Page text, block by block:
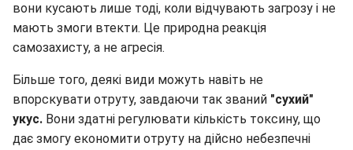
вони кусають лише тоді, коли відчувають загрозу і не
мають змоги втекти. Це природна реакція
самозахисту, а не агресія.
Більше того, деякі види можуть навіть не
впорскувати отруту, завдаючи так званий "сухий"
укус. Вони здатні регулювати кількість токсину, що
дає змогу економити отруту на дійсно небезпечні